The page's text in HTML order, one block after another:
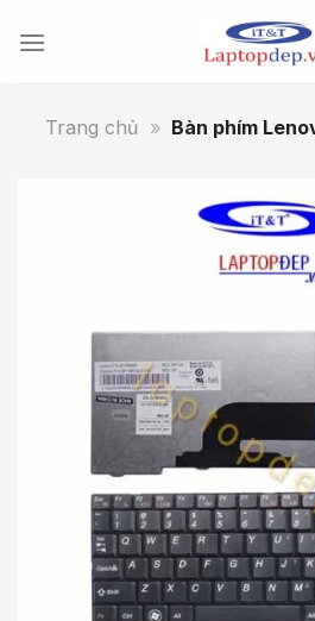
Trang chủ » Bàn phím